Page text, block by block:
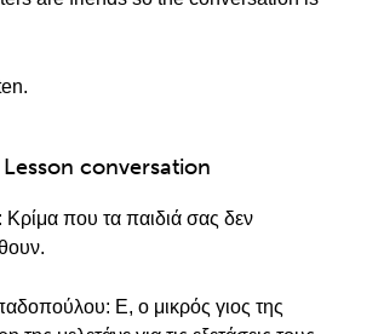
Lesson conversation
Κρίμα που τα παιδιά σας δεν
Ε, ο μικρός γιος της